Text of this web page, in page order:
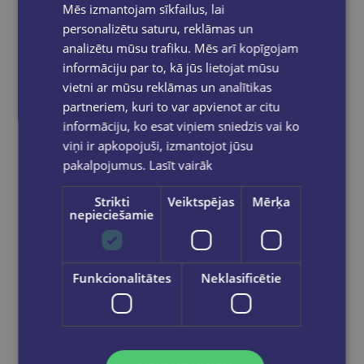
Pasūtījumu apstrāde notiek darba dienās.
Apmaksātie pasūtījumi tiekapstrādāti un
izsūtīti 2-5 darba dienu laikā.
Bezmaksas piegādeuz OMNIVA
pakomātiem Latvijāpasūtījumiem no €40.00.
Bezmaksas piegāde jebkurā GLOBUSS
grāmatnīcā 1-5 darba dienu laikā, kad
pasūtījums būs gatavs saņemšanai, saņemsi
e-pastu un/ vai SMS.
Dalies sociālajos tīklos:
Mēs izmantojam sīkfailus, lai
personalizētu saturu, reklāmas un
analizētu mūsu trafiku. Mēs arī kopīgojam
informāciju par to, kā jūs lietojat mūsu
vietni ar mūsu reklāmas un analītikas
partneriem, kuri to var apvienot ar citu
informāciju, ko esat viņiem sniedzis vai ko
viņi ir apkopojuši, izmantojot jūsu
pakalpojumus. Lasīt vairāk
Strikti
nepieciešamie
Veiktspējas Mērķa
Funkcionalitātes Neklasificētie